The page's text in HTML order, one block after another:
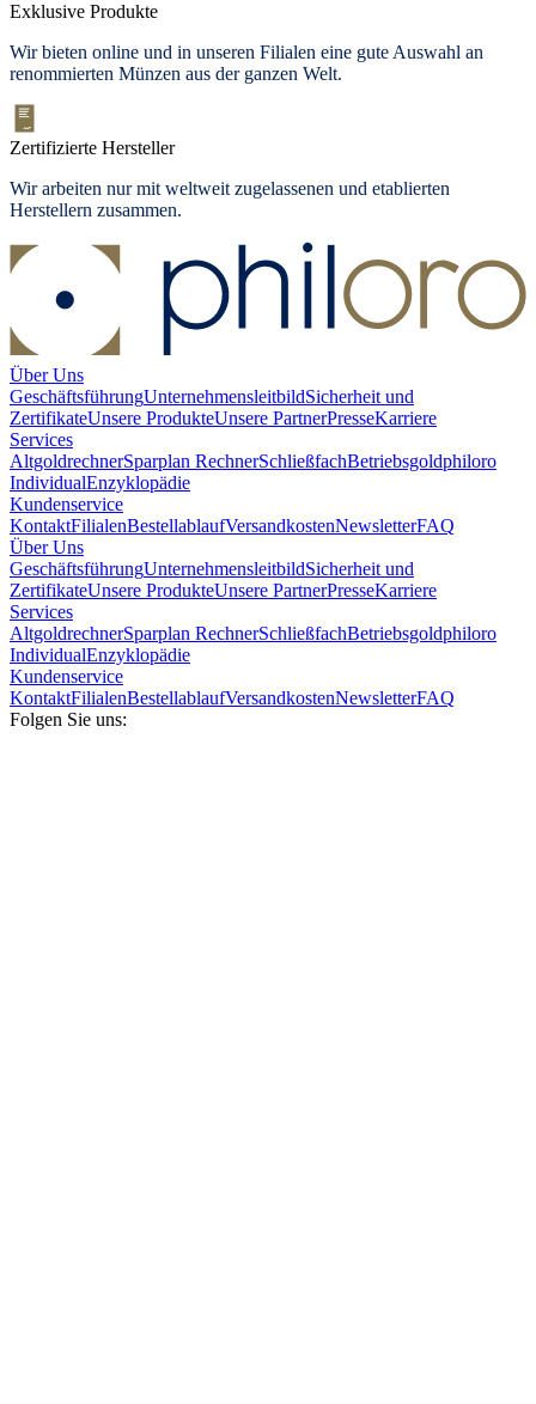
Exklusive Produkte
Wir bieten online und in unseren Filialen eine gute Auswahl an
renommierten Münzen aus der ganzen Welt.
Zertifizierte Hersteller
Wir arbeiten nur mit weltweit zugelassenen und etablierten
Herstellern zusammen.
Über Uns
GeschäftsführungUnternehmensleitbildSicherheit und
ZertifikateUnsere ProdukteUnsere PartnerPresseKarriere
Services
AltgoldrechnerSparplan RechnerSchließfachBetriebsgoldphiloro
IndividualEnzyklopädie
Kundenservice
KontaktFilialenBestellablaufVersandkostenNewsletterFAQ
Über Uns
GeschäftsführungUnternehmensleitbildSicherheit und
ZertifikateUnsere ProdukteUnsere PartnerPresseKarriere
Services
AltgoldrechnerSparplan RechnerSchließfachBetriebsgoldphiloro
IndividualEnzyklopädie
Kundenservice
KontaktFilialenBestellablaufVersandkostenNewsletterFAQ
Folgen Sie uns: